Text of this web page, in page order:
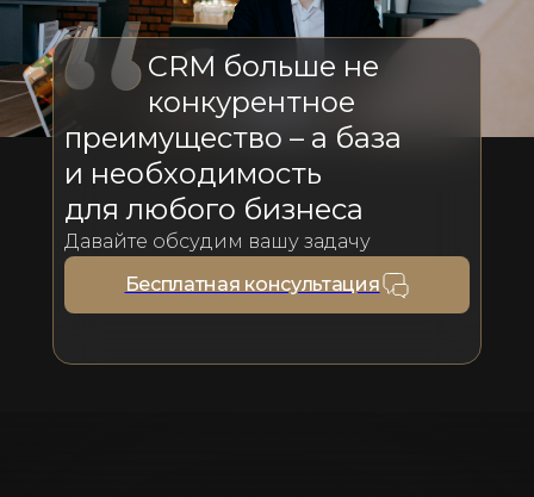
CRM больше не
конкурентное
преимущество – а база
и необходимость
для любого бизнеса
Давайте обсудим вашу задачу
Бесплатная консультация